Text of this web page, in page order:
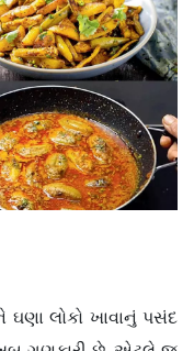
લોકો ખાવાનું પસંદ